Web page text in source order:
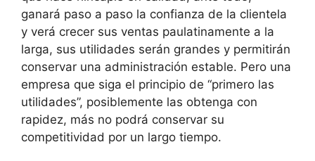
ganará paso a paso la confianza de la clientela
y verá crecer sus ventas paulatinamente a la
larga, sus utilidades serán grandes y permitirán
conservar una administración estable. Pero una
empresa que siga el principio de “primero las
utilidades”, posiblemente las obtenga con
rapidez, más no podrá conservar su
competitividad por un largo tiempo.